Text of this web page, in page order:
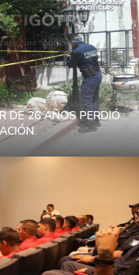
DE 26 AÑOS PERDIÓ